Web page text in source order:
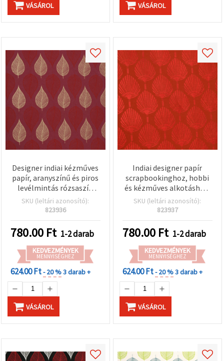
VÁSÁROL VÁSÁROL
Designer indiai kézműves
papír, aranyszínű és piros
levélmintás rózsaszín
alapon, 120 g/m²,
scrapbookinghoz,
projektekhez, 56×76 cm,
HP08
SKU (leltári azonosító):
823936
780.00 Ft 1-2 darab
KEDVEZMÉNYEK
MENNYISÉGHEZ
624.00 Ft- 20 %3 darab +
VÁSÁROL
Indiai designer papír
scrapbookinghoz, hobbi
és kézműves alkotáshoz,
piros mintás, 120 g/m²,
56×76 cm, HP09
SKU (leltári azonosító):
823937
780.00 Ft 1-2 darab
KEDVEZMÉNYEK
MENNYISÉGHEZ
624.00 Ft- 20 %3 darab +
VÁSÁROL